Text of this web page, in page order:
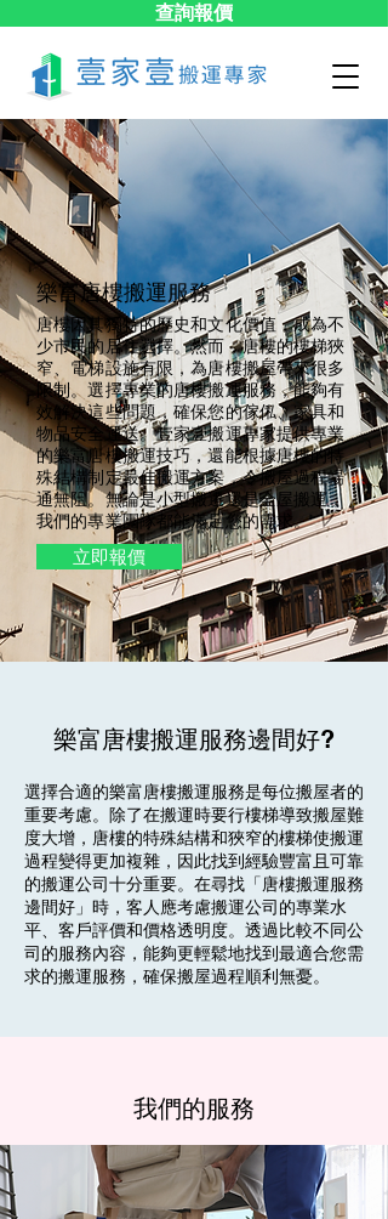
查詢報價
樂富​唐樓搬運服務
唐樓因其獨特的歷史和文化價值，成為不
少市民的居住選擇。然而，唐樓的樓梯狹
窄、電梯設施有限，為唐樓搬屋帶來很多
限制。選擇專業的唐樓搬運服務，能夠有
效解決這些問題，確保您的傢俬、家具和
物品安全運送。壹家壹搬運專家提供專業
的樂富唐樓搬運技巧，還能根據唐樓的特
殊結構制定最佳搬運方案，令搬屋過程暢
通無阻。無論是小型搬遷還是全屋搬運，
我們的專業團隊都能滿足您的需求。
立即報價
樂富唐樓搬運服務邊間好?
選擇合適的樂富唐樓搬運服務是每位搬屋者的
重要考慮。除了在搬運時要行樓梯導致搬屋難
度大增，唐樓的特殊結構和狹窄的樓梯使搬運
過程變得更加複雜，因此找到經驗豐富且可靠
的搬運公司十分重要。在尋找「唐樓搬運服務
邊間好」時，客人應考慮搬運公司的專業水
平、客戶評價和價格透明度。透過比較不同公
司的服務內容，能夠更輕鬆地找到最適合您需
求的搬運服務，確保搬屋過程順利無憂。
我們的服務